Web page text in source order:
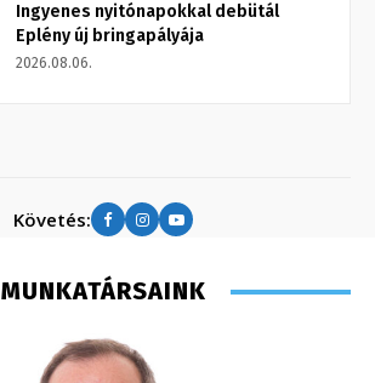
Ingyenes nyitónapokkal debütál
Eplény új bringapályája
2026.08.06.
Követés:
MUNKATÁRSAINK